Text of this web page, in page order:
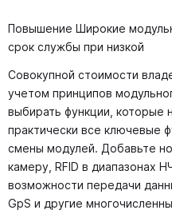
Повышение Широкие
срок службы при низкой
Cовокупной стоимости
учетом принципов
выбирать функции, которые
практически все ключевые
смены модулей. Добавьте
камеру, RFID в диапазонах
возможности передачи
GpS и другие